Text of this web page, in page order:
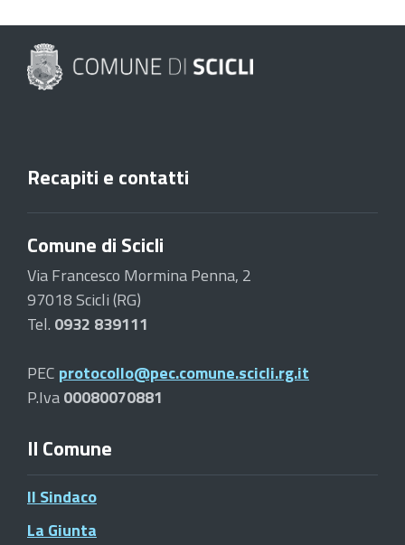
Recapiti e contatti
Comune di Scicli
Via Francesco Mormina Penna, 2
97018 Scicli (RG)
Tel. 0932 839111
PEC protocollo@pec.comune.scicli.rg.it
P.Iva00080070881
Il Comune
Il Sindaco
La Giunta